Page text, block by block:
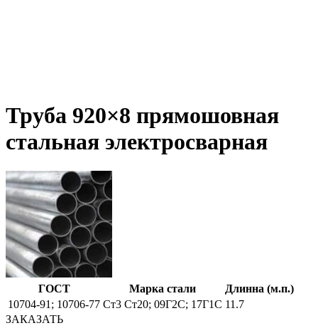
Труба 920×8 прямошовная
стальная электросварная
ГОСТ Марка стали
Длинна (м.п.)
10704-91; 10706-77 Ст3 Ст20; 09Г2С; 17Г1С 11.7
ЗАКАЗАТЬ